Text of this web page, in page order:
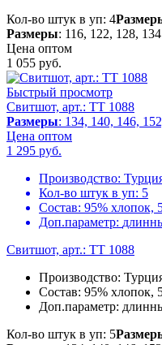
Кол-во штук в уп: 4
Размеры: 116, 122, 128, 134
Цена оптом
1 055 руб.
Быстрый просмотр
Свитшот, арт.: TT 1088
Размеры: 134, 140, 146,
Цена оптом
1 295 руб.
Производство:
Кол-во штук в уп: 5
Состав: 95% хлопок,
Доп.параметр:
Свитшот, арт.: TT 1088
Производство:
Состав: 95% хлопок,
Доп.параметр:
Кол-во штук в уп: 5